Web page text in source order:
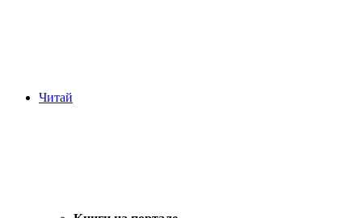
Читай